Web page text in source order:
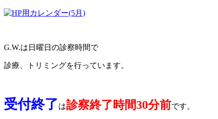
G.W.は日曜日の診察時間で
診療、トリミングを行っています。
受付終了 は診察終了時間30分前です。